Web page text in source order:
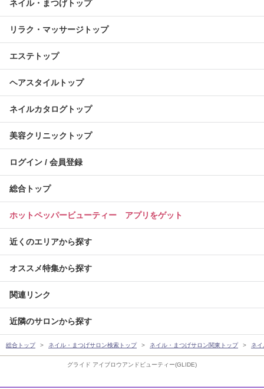
グライド アイブロウアンドビューティー(GLIDE)
ネイル・まつげトップ
リラク・マッサージトップ
エステトップ
ヘアスタイルトップ
ネイルカタログトップ
美容クリニックトップ
ログイン / 会員登録
総合トップ
ホットペッパービューティー アプリをゲット
近くのエリアから探す
オススメ特集から探す
関連リンク
近隣のサロンから探す
総合トップ ネイル・まつげサロン検索トップ ネイル・まつげサロン関東トップ ネ